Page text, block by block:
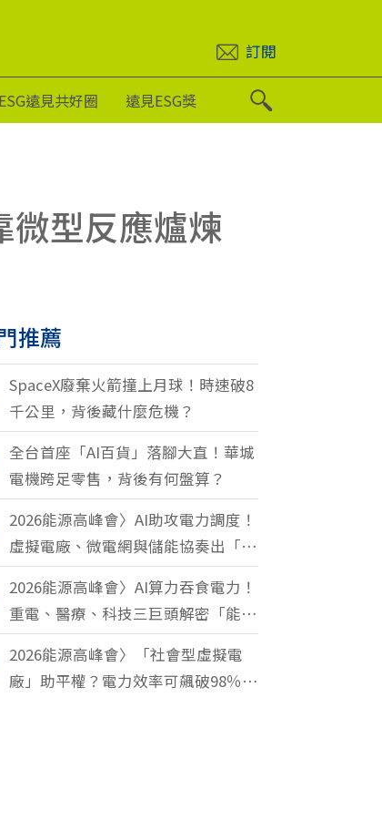
訂閱
ESG遠見共好圈 遠見ESG獎
微型反應爐煉
推薦
SpaceX廢棄火箭撞上月球！時速破8
千公里，背後藏什麼危機？
全台首座「AI百貨」落腳大直！華城
電機跨足零售，背後有何盤算？
2026能源高峰會〉AI助攻電力調度！
虛擬電廠、微電網與儲能協奏出「能
源交響樂」
2026能源高峰會〉AI算力吞食電力！
重電、醫療、科技三巨頭解密「能源
轉型2.0」致勝關鍵
2026能源高峰會〉「社會型虛擬電
廠」助平權？電力效率可飆破98％？